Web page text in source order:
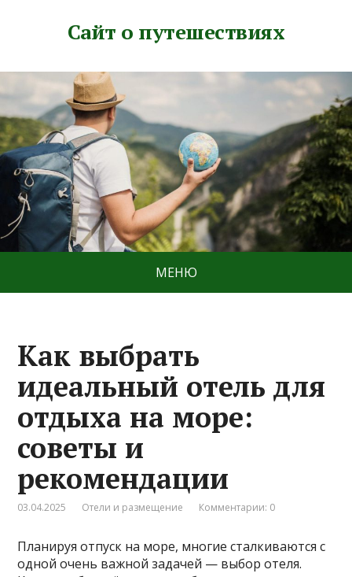
Сайт о путешествиях
МЕНЮ
Как выбрать
идеальный отель для
отдыха на море:
советы и
рекомендации
03.04.2025 Отели и размещение Комментарии: 0
Планируя отпуск на море, многие сталкиваются с
одной очень важной задачей — выбор отеля.